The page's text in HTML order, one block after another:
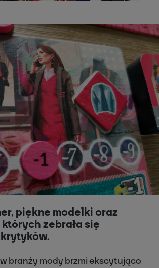
piękne modelki oraz
zebrała się
branży mody brzmi ekscytująco